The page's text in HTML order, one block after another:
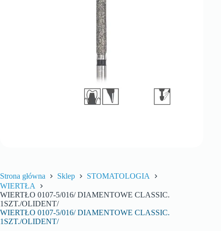
Strona główna Sklep
STOMATOLOGIA
WIERTŁA
WIERTŁO 0107-5/016/ DIAMENTOWE CLASSIC.
1SZT./OLIDENT/
WIERTŁO 0107-5/016/ DIAMENTOWE CLASSIC.
1SZT./OLIDENT/